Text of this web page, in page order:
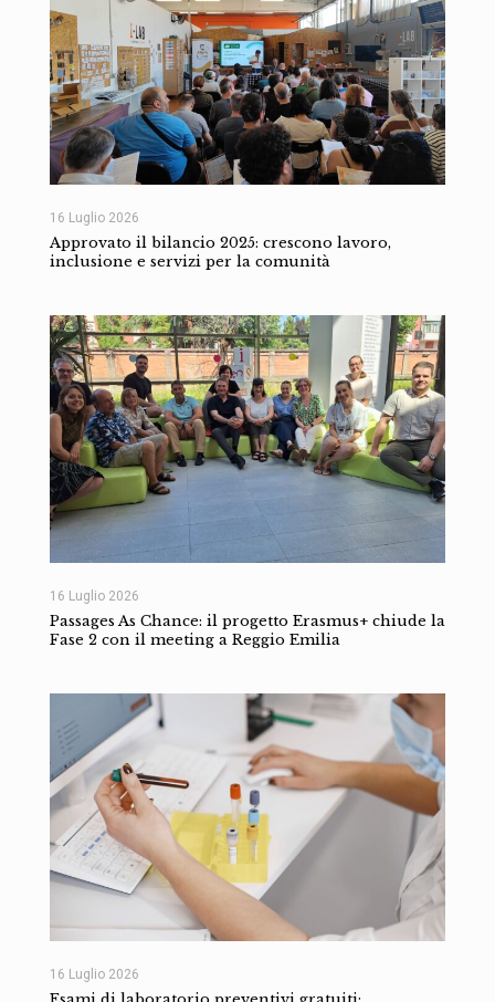
16 Luglio 2026
Approvato il bilancio 2025: crescono lavoro,
inclusione e servizi per la comunità
16 Luglio 2026
Passages As Chance: il progetto Erasmus+ chiude la
Fase 2 con il meeting a Reggio Emilia
16 Luglio 2026